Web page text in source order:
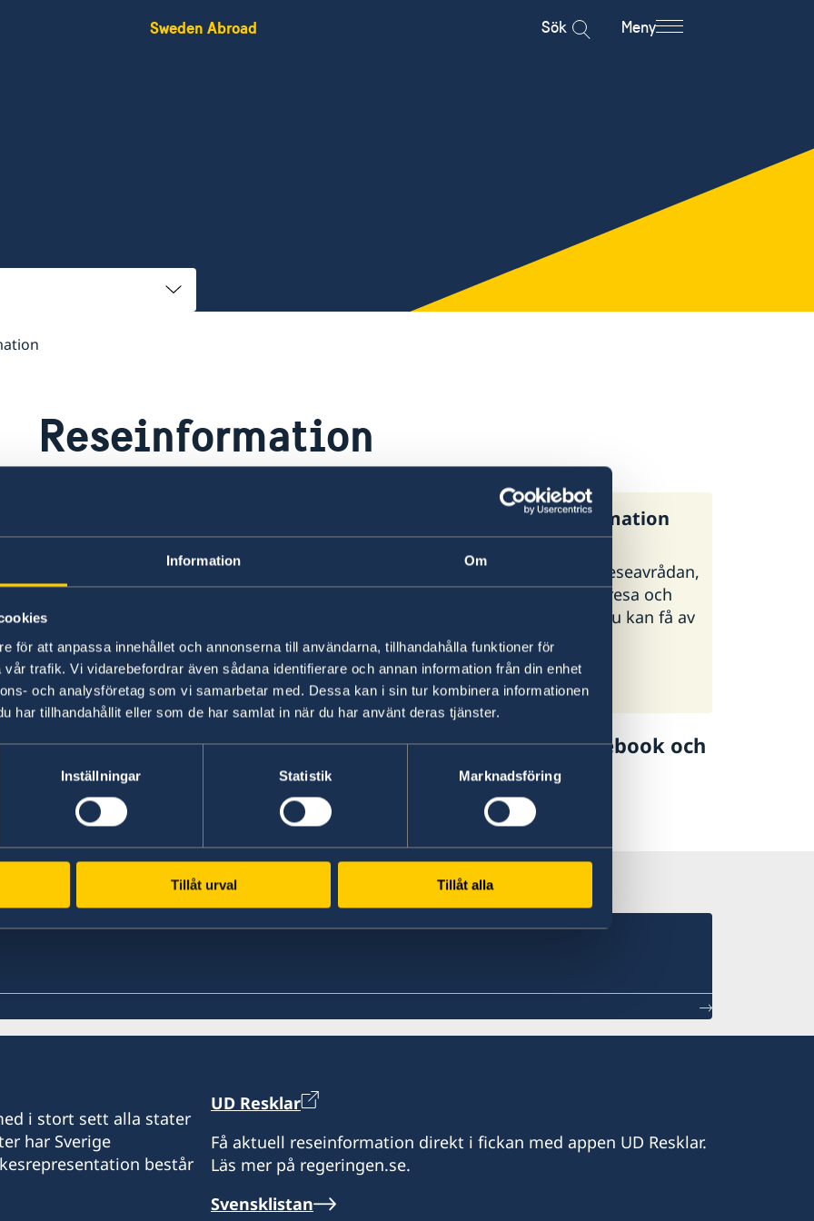
Information Om
för att anpassa innehållet och annonserna till användarna, tillhandahålla funktioner för
trafik. Vi vidarebefordrar även sådana identifierare och annan information från din enhet
och analysföretag som vi samarbetar med. Dessa kan i sin tur kombinera informationen
har tillhandahållit eller som de har samlat in när du har använt deras tjänster.
Inställningar Statistik Marknadsföring
Tillåt urval Tillåt alla
Sweden Abroad Sök Meny
Reseinformation
Ambassadens reseinformation innehåller
landspecifik information och aktuella
händelser som kan påverka dig som är i
landet.
Ambassadens reseinformation –
Bangladesh
UD:s generella reseinformation
På regeringen.se finns UD:s reseavrådan,
råd och tips inför din utlandsresa och
information om vilken hjälp du kan få av
UD i olika situationer.
UD:s reseinformation på
regeringen.se
Ladda ner appen UD Resklar
Ladda ner UD Resklar på Google Play
Ladda ner UD Resklar på iTunes
Följ UD Resklar på Facebook och
UD Resklar på Facebook
i stort sett alla stater
har Sverige
består
UD Resklar
Få aktuell reseinformation direkt i fickan med appen UD Resklar.
Läs mer på regeringen.se.
Svensklistan